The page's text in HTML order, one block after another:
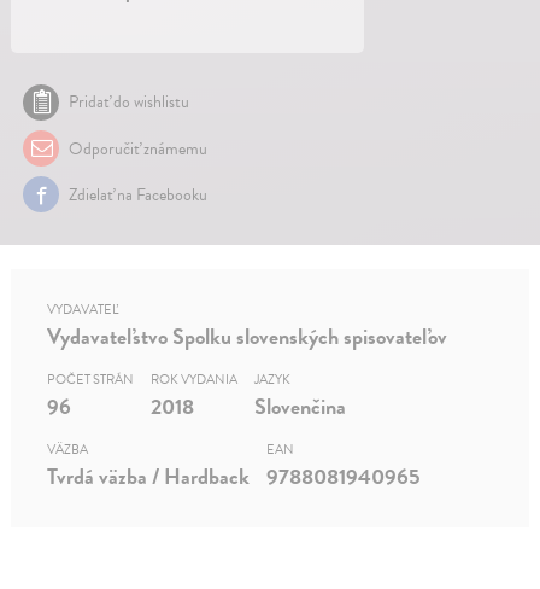
Pridať do wishlistu
Odporučiť známemu
Zdielať na Facebooku
VYDAVATEĽ
Vydavateľstvo Spolku slovenských spisovateľov
POČET STRÁN
96
ROK VYDANIA
2018
JAZYK
Slovenčina
VÄZBA
Tvrdá väzba / Hardback
EAN
9788081940965